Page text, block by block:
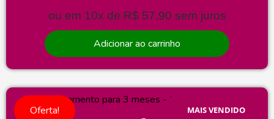
ou em 10x de R$57,90 sem juros
Adicionar ao carrinho
Oferta! MAIS VENDIDO